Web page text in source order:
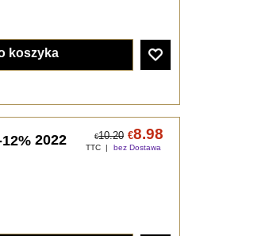
koszyka
2022 €10.20 €8.98
TTC bez Dostawa